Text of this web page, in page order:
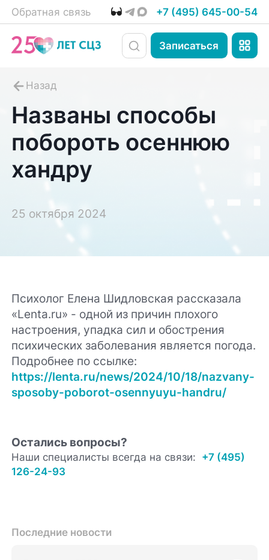
Обратная связь +7 (495) 645-00-54
Записаться
Названы способы
побороть осеннюю
хандру
25 октября 2024
Психолог Елена Шидловская рассказала
«Lenta.ru» - одной из причин плохого
настроения, упадка сил и обострения
психических заболевания является погода.
Подробнее по ссылке:
https://lenta.ru/news/2024/10/18/nazvany-
sposoby-poborot-osennyuyu-handru/
Остались вопросы?
Наши специалисты всегда на связи: +7 (495)
126-24-93
Последние новости